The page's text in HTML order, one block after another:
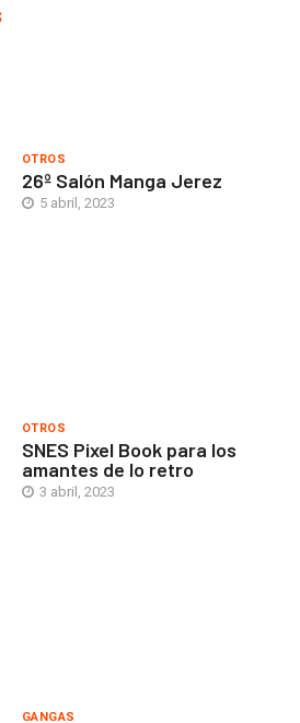
OTROS
26º Salón Manga Jerez
5 abril, 2023
OTROS
SNES Pixel Book para los
amantes de lo retro
3 abril, 2023
GANGAS